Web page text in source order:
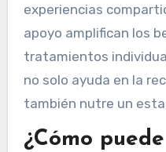
experiencias
apoyo amplifican los
tratamientos
no solo ayuda en la
también nutre un
¿Cómo